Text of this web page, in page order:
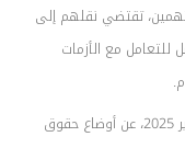
تقتضي نقلهم إلى
للتعامل مع الأزمات
◾ وسلط تقرير نشرته منظمة العفو الدولية في يناير 2025، عن أوضاع حقوق